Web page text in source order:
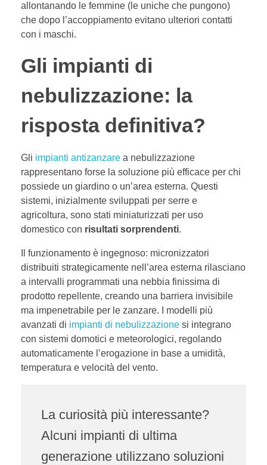
allontanando le femmine (le uniche che pungono)
che dopo l’accoppiamento evitano ulteriori contatti
con i maschi.
Gli impianti di
nebulizzazione: la
risposta definitiva?
Gli impianti antizanzare a nebulizzazione
rappresentano forse la soluzione più efficace per chi
possiede un giardino o un’area esterna. Questi
sistemi, inizialmente sviluppati per serre e
agricoltura, sono stati miniaturizzati per uso
domestico con risultati sorprendenti.
Il funzionamento è ingegnoso: micronizzatori
distribuiti strategicamente nell’area esterna rilasciano
a intervalli programmati una nebbia finissima di
prodotto repellente, creando una barriera invisibile
ma impenetrabile per le zanzare. I modelli più
avanzati di impianti di nebulizzazione si integrano
con sistemi domotici e meteorologici, regolando
automaticamente l’erogazione in base a umidità,
temperatura e velocità del vento.
La curiosità più interessante?
Alcuni impianti di ultima
generazione utilizzano soluzioni